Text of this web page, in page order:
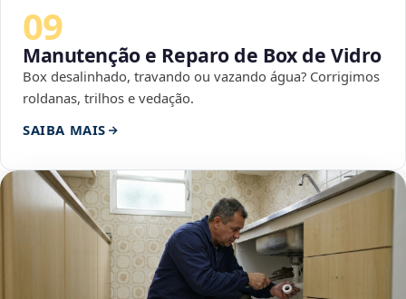
09
Manutenção e Reparo de Box de Vidro
Box desalinhado, travando ou vazando água? Corrigimos
roldanas, trilhos e vedação.
SAIBA MAIS